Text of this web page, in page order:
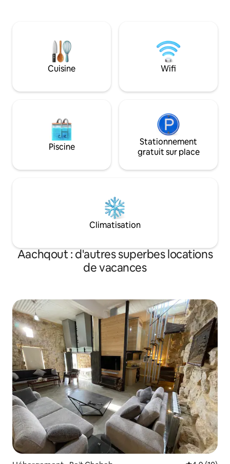
d'une cuisine entièrement équipée, de la
climatisation, d'une connexion Wi-Fi par
fibre optique, d'une télévision
connectée et d'une buanderie, ce qui le
comme pour les escapades d'un week-
atmosphère de
pistes de ski, des
et des cafés,
commodité toute
ends.
Cuisine Wifi
Piscine
Stationnement
gratuit sur place
Climatisation
Aachqout : d'autres superbes locations
de vacances